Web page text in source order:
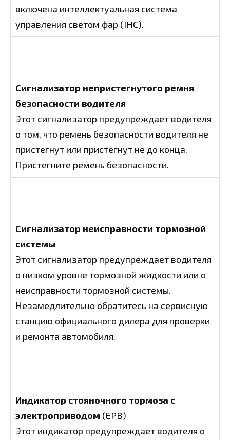
включена интеллектуальная система
управления светом фар (IHC).
Сигнализатор непристегнутого ремня
безопасности водителя
Этот сигнализатор предупреждает водителя
о том, что ремень безопасности водителя не
пристегнут или пристегнут не до конца.
Пристегните ремень безопасности.
Сигнализатор неисправности тормозной
системы
Этот сигнализатор предупреждает водителя
о низком уровне тормозной жидкости или о
неисправности тормозной системы.
Незамедлительно обратитесь на сервисную
станцию официального дилера для проверки
и ремонта автомобиля.
Индикатор стояночного тормоза с
электроприводом (EPB)
Этот индикатор предупреждает водителя о